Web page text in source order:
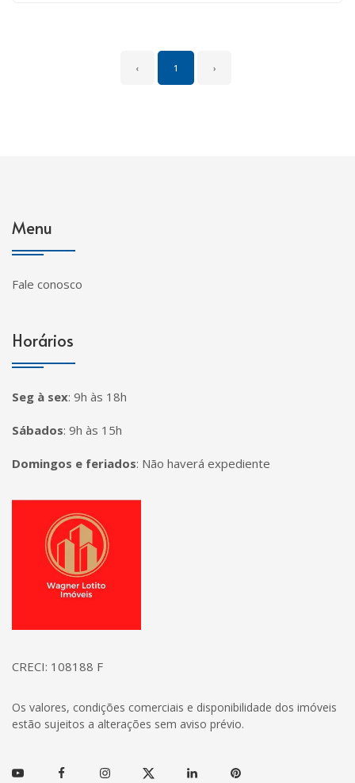
‹ 1 ›
Menu
Fale conosco
Horários
Seg à sex: 9h às 18h
Sábados: 9h às 15h
Domingos e feriados: Não haverá expediente
Página inicial
CRECI: 108188 F
Os valores, condições comerciais e disponibilidade dos imóveis
estão sujeitos a alterações sem aviso prévio.
Youtube FacebookInstagramTwitter Linkedin Pinterest